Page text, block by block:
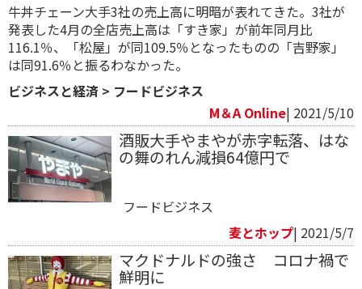
牛丼チェーン大手3社の売上高に明暗が表れてきた。3社が
発表した4月の全店売上高は「すき家」が前年同月比
116.1％、「松屋」が同109.5％となったものの「吉野家」
は同91.6％と振るわなかった。
ビジネスと経済 > フードビジネス
M＆A Online| 2021/5/10
酒販大手やまやが赤字転落、はな
の舞のれん減損64億円で
フードビジネス
麦とホップ| 2021/5/7
マクドナルドの強さ コロナ禍で
鮮明に